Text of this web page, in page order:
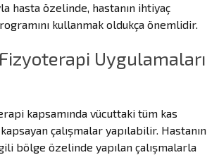
hasta özelinde, hastanın ihtiyaç
kullanmak oldukça önemlidir.
Uygulamaları
kapsamında vücuttaki tüm kas
çalışmalar yapılabilir. Hastanın
bölge özelinde yapılan çalışmalarla